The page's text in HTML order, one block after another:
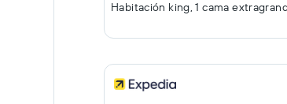
Habitación king, 1 cama